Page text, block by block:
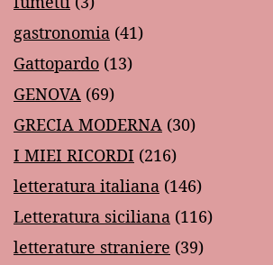
gastronomia (41)
Gattopardo (13)
GENOVA (69)
GRECIA MODERNA (30)
I MIEI RICORDI (216)
letteratura italiana (146)
Letteratura siciliana (116)
letterature straniere (39)